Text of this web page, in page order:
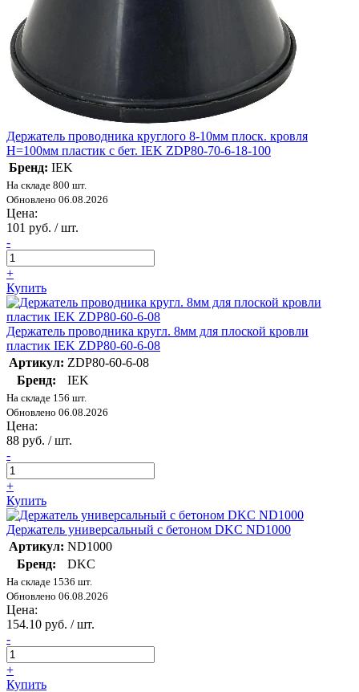
Держатель проводника круглого 8-10мм плоск. кровля
H=100мм пластик с бет. IEK ZDP80-70-6-18-100
Бренд: IEK
На складе 800 шт.
Обновлено 06.08.2026
Цена:
101 руб. / шт.
-
+
Купить
Держатель проводника кругл. 8мм для плоской кровли
пластик IEK ZDP80-60-6-08
Артикул: ZDP80-60-6-08
Бренд:
IEK
На складе 156 шт.
Обновлено 06.08.2026
Цена:
88 руб. / шт.
-
+
Купить
Держатель универсальный с бетоном DKC ND1000
Артикул: ND1000
Бренд:
DKC
На складе 1536 шт.
Обновлено 06.08.2026
Цена:
154.10 руб. / шт.
-
+
Купить